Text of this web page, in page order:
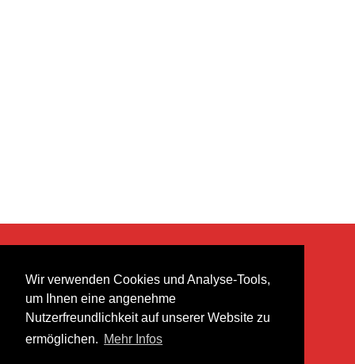
Wir verwenden Cookies und Analyse-Tools,
um Ihnen eine angenehme
Nutzerfreundlichkeit auf unserer Website zu
ermöglichen. Mehr Infos
heer musik ag
Lättenstrasse 35
8952 Schlieren
info@heermusic.com